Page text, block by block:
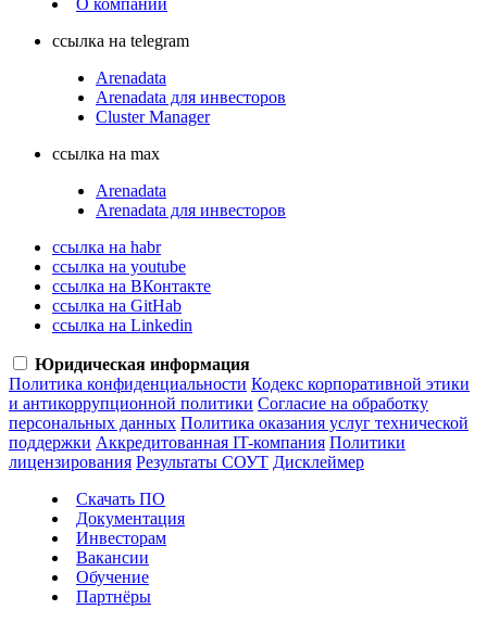
ссылка на telegram
Arenadata
Arenadata для инвесторов
Cluster Manager
ссылка на max
Arenadata
Arenadata для инвесторов
ссылка на habr
ссылка на youtube
ссылка на ВКонтакте
ссылка на GitHab
ссылка на Linkedin
Юридическая информация
Политика конфиденциальности Кодекс корпоративной этики
и антикоррупционной политики Согласие на обработку
персональных данных Политика оказания услуг технической
поддержки Аккредитованная IT-компания Политики
лицензирования Результаты СОУТ Дисклеймер
Скачать ПО
Документация
Инвесторам
Вакансии
Обучение
Партнёры